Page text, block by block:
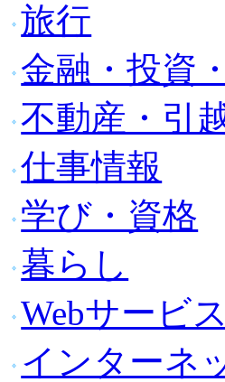
旅行
金融・投資
不動産・引
仕事情報
学び・資格
暮らし
Webサービス
インターネ